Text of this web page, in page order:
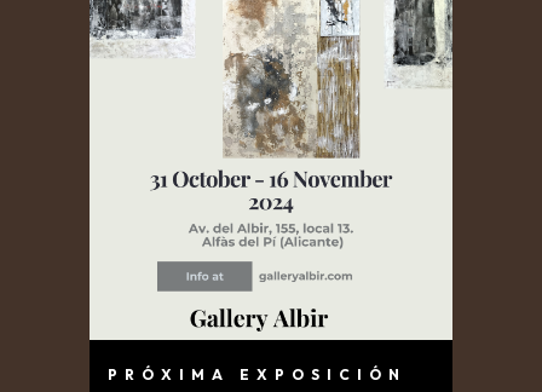
PRÓXIMA EXPOSICIÓN